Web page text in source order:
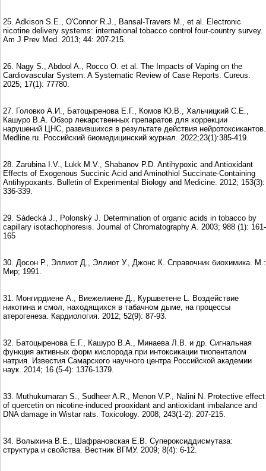
25. Adkison S.E., O'Connor R.J., Bansal-Travers M., et al. Electronic
nicotine delivery systems: international tobacco control four-country survey.
Am J Prev Med. 2013; 44: 207-215.
26. Nagy S., Abdool A., Rocco O. et al. The Impacts of Vaping on the
Cardiovascular System: A Systematic Review of Case Reports. Cureus.
2025; 17(1): 77780.
27. Головко А.И., Батоцыренова Е.Г., Комов Ю.В., Хальчицкий С.Е.,
Кашуро В.А. Обзор лекарственных препаратов для коррекции
нарушений ЦНС, развившихся в результате действия нейротоксикантов.
Medline.ru. Российский биомедицинский журнал. 2022;23(1):385-419.
28. Zarubina I.V., Lukk M.V., Shabanov P.D. Antihypoxic and Antioxidant
Effects of Exogenous Succinic Acid and Aminothiol Succinate-Containing
Antihypoxants. Bulletin of Experimental Biology and Medicine. 2012; 153(3):
336-339.
29. Sádecká J., Polonský J. Determination of organic acids in tobacco by
capillary isotachophoresis. Journal of Chromatography A. 2003; 988 (1): 161-
165
30. Досон Р., Эллиот Д., Эллиот У., Джонс К. Справочник биохимика. М.:
Мир; 1991.
31. Монгирдиене A., Виежелиене Д., Куршветене L. Воздействие
никотина и смол, находящихся в табачном дыме, на процессы
атерогенеза. Кардиология. 2012; 52(9): 87-93.
32. Батоцыренова Е.Г., Кашуро В.А., Минаева Л.В. и др. Сигнальная
функция активных форм кислорода при интоксикации тиопенталом
натрия. Известия Самарского научного центра Российской академии
наук. 2014; 16 (5-4): 1376-1379.
33. Muthukumaran S., Sudheer A.R., Menon V.P., Nalini N. Protective effect
of quercetin on nicotine-induced prooxidant and antioxidant imbalance and
DNA damage in Wistar rats. Toxicology. 2008; 243(1-2): 207-215.
34. Волыхина В.Е., Шафрановская Е.В. Супероксиддисмутаза:
структура и свойства. Вестник ВГМУ. 2009; 8(4): 6-12.